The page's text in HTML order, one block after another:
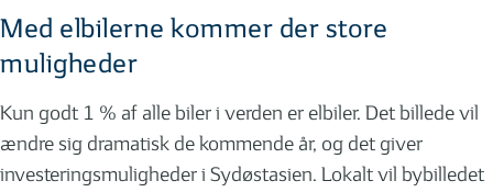
Med elbilerne kommer der store
muligheder
Kun godt 1 % af alle biler i verden er elbiler. Det billede vil
ændre sig dramatisk de kommende år, og det giver
investeringsmuligheder i Sydøstasien. Lokalt vil bybilledet